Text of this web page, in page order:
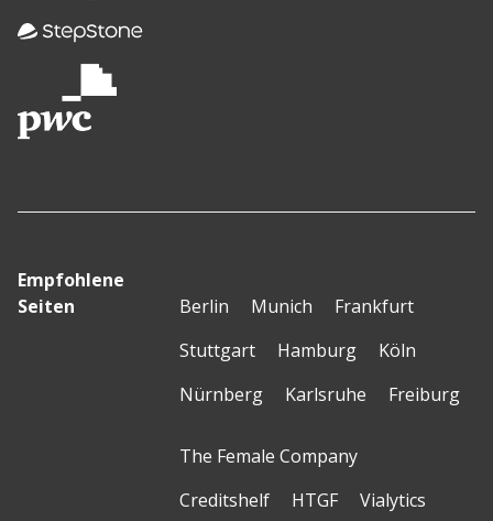
Empfohlene
Seiten
Berlin Munich
Frankfurt
Stuttgart
Hamburg
Köln
Nürnberg
Karlsruhe Freiburg
The Female Company
Creditshelf
HTGF Vialytics